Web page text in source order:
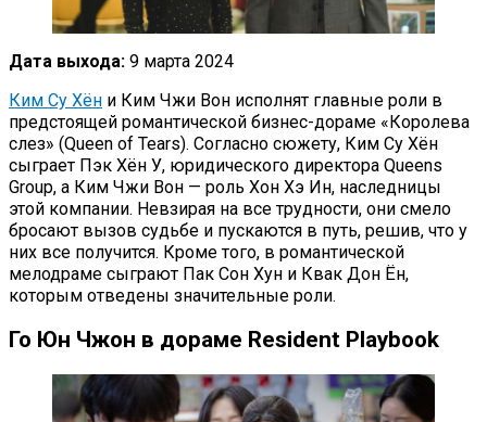
Дата выхода: 9 марта 2024
Ким Су Хён и Ким Чжи Вон исполнят главные роли в
предстоящей романтической бизнес-дораме «Королева
слез» (Queen of Tears). Согласно сюжету, Ким Су Хён
сыграет Пэк Хён У, юридического директора Queens
Group, а Ким Чжи Вон — роль Хон Хэ Ин, наследницы
этой компании. Невзирая на все трудности, они смело
бросают вызов судьбе и пускаются в путь, решив, что у
них все получится. Кроме того, в романтической
мелодраме сыграют Пак Сон Хун и Квак Дон Ён,
которым отведены значительные роли.
Го Юн Чжон в дораме Resident Playbook